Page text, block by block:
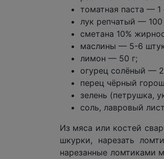
томатная паста — 1
лук репчатый — 100
сметана 10%
маслины — 5-6
лимон — 50 г;
огурец солёный —
перец чёрный
зелень (петрушка,
соль, лавровый
Из мяса или костей
шкурки, нарезать
нарезанные ломтиками